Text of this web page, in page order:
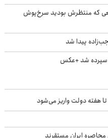
که منتظرش بودید سرخ‌پوش
پیدا شد
سپرده شد +عکس
هفته دولت واریز می‌شود